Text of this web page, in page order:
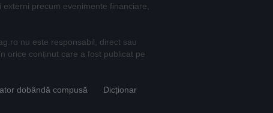
precum evenimente financiare,
nu este responsabil, direct sau
orice conținut care a fost publicat pe
dobândă compusă Dicționar